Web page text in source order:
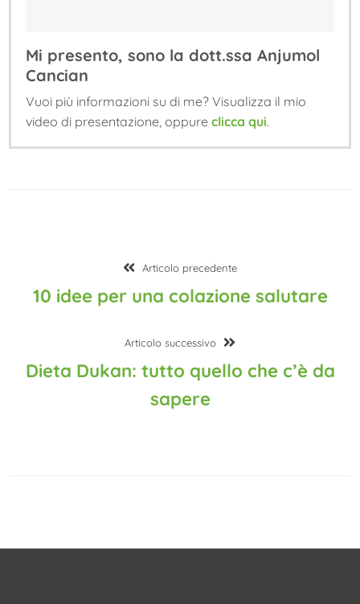
Mi presento, sono la dott.ssa Anjumol
Cancian
Vuoi più informazioni su di me? Visualizza il mio
video di presentazione, oppureclicca qui.
articoli
Articolo precedenteArticolo
precedente:
10 idee per una colazione salutare
Articolo successivo
Articolo
successivo:
Dieta Dukan: tutto quello che c’è da
sapere